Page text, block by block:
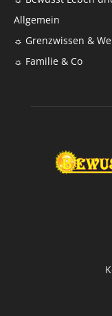
Allgemein
☼ Grenzwissen &
☼ Familie & Co